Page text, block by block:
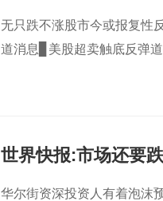
无只跌不涨股市今或报复性
道消息▊美股超卖触底反弹
世界快报:市场还要
07年还危险
华尔街资深投资人有着泡沫